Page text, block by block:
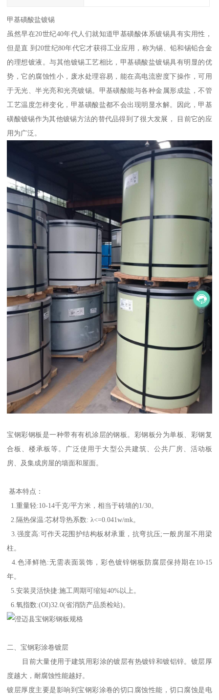
甲基磺酸盐镀锡
虽然早在20世纪40年代人们就知道甲基磺酸体系镀锡具有实用性，
但是直 到20世纪80年代它才获得工业应用，称为锡、铅和锡铅合金
的理想镀液。与其他镀锡工艺相比，甲基磺酸盐镀锡具有明显的优
势，它的腐蚀性小，废水处理容易，能在高电流密度下操作，可用
于无光、半光亮和光亮镀锡。甲基磺酸能与各种金属形成盐，不管
工艺温度怎样变化，甲基磺酸盐都不会出现明显水解。因此，甲基
磺酸镀锡作为其他镀锡方法的替代品得到了很大发展， 目前它的应
用为广泛。
宝钢彩钢板是一种带有有机涂层的钢板。彩钢板分为单板、彩钢复
合板、楼承板等。广泛使用于大型公共建筑、公共厂房、活动板
房、及集成房屋的墙面和屋面。
基本特点：
1.重量轻:10-14千克/平方米，相当于砖墙的1/30。
2.隔热保温:芯材导热系数: λ<=0.041w/mk。
3.强度高:可作天花围护结构板材承重，抗弯抗压;一般房屋不用梁
柱。
4.色泽鲜艳:无需表面装饰，彩色镀锌钢板防腐层保持期在10-15
年。
5.安装灵活快捷:施工周期可缩短40%以上。
6.氧指数:(OI)32.0(省消防产品质检站)。
二、宝钢彩涂卷镀层
目前大量使用于建筑用彩涂的镀层有热镀锌和镀铝锌。镀层厚
度越大，耐腐蚀性能越好。
镀层厚度主要是影响到宝钢彩涂卷的切口腐蚀性能，切口腐蚀是电